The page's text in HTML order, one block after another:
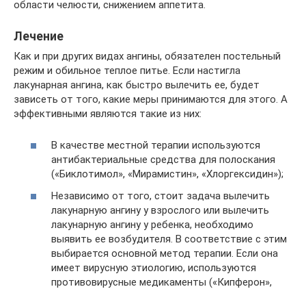
области челюсти, снижением аппетита.
Лечение
Как и при других видах ангины, обязателен постельный
режим и обильное теплое питье. Если настигла
лакунарная ангина, как быстро вылечить ее, будет
зависеть от того, какие меры принимаются для этого. А
эффективными являются такие из них:
В качестве местной терапии используются
антибактериальные средства для полоскания
(«Биклотимол», «Мирамистин», «Хлоргексидин»);
Независимо от того, стоит задача вылечить
лакунарную ангину у взрослого или вылечить
лакунарную ангину у ребенка, необходимо
выявить ее возбудителя. В соответствие с этим
выбирается основной метод терапии. Если она
имеет вирусную этиологию, используются
противовирусные медикаменты («Кипферон»,